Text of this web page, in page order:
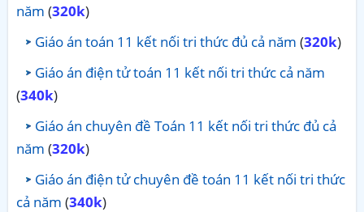
năm (320k)
Giáo án toán 11 kết nối tri thức đủ cả năm (320k)
Giáo án điện tử toán 11 kết nối tri thức cả năm
(340k)
Giáo án chuyên đề Toán 11 kết nối tri thức đủ cả
năm (320k)
Giáo án điện tử chuyên đề toán 11 kết nối tri thức
cả năm (340k)